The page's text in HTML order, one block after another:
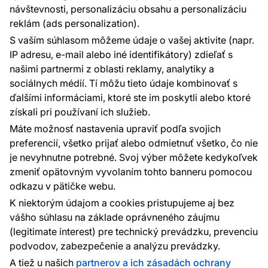
návštevnosti, personalizáciu obsahu a personalizáciu
reklám (ads personalization).
S vaším súhlasom môžeme údaje o vašej aktivite (napr.
IP adresu, e-mail alebo iné identifikátory) zdieľať s
našimi partnermi z oblasti reklamy, analytiky a
sociálnych médií. Tí môžu tieto údaje kombinovať s
ďalšími informáciami, ktoré ste im poskytli alebo ktoré
získali pri používaní ich služieb.
Máte možnosť nastavenia upraviť podľa svojich
preferencií, všetko prijať alebo odmietnuť všetko, čo nie
je nevyhnutne potrebné. Svoj výber môžete kedykoľvek
zmeniť opätovným vyvolaním tohto banneru pomocou
odkazu v pätičke webu.
K niektorým údajom a cookies pristupujeme aj bez
vášho súhlasu na základe oprávneného záujmu
(legitimate interest) pre technický prevádzku, prevenciu
podvodov, zabezpečenie a analýzu prevádzky.
A tiež u našich partnerov a ich zásadách ochrany
Kontakty
Sme tu pre vás 24 hodín denne, 7 dní v
týždni
+420 777 004 021
info@vavex.cz
Vavex 1990 s.r.o., IČ: 26776251, DIČ: CZ26776251
Dělostřelecká 330, Příbram 261 01
Ďalšie kontakty
Platobné metódy:
Platby zaisťuje:
Ochrana osobných údajovCookies